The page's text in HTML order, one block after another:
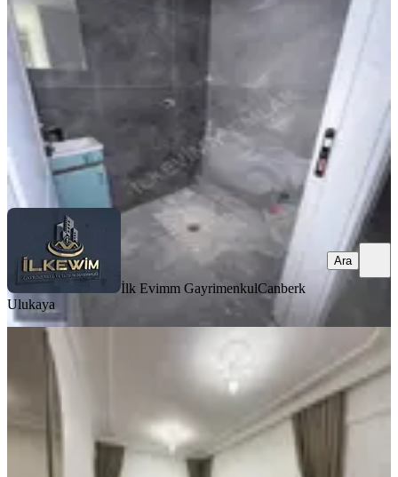
Mamak, Akşemsettin Mahallesi
İlk Evimm Gayrimenkul Canberk Ulukaya
İlk Evimm GayrimenkulCanberk
Ulukaya
Ara
Mehmet Ali Altın Cd. Yakını! Ful
Yapılı | Ara Katta 3+1 Daire
Mamak, Kazım Orbay Mahallesi
3+1
135 m²· · 06.08.2026
4.900.000 ₺